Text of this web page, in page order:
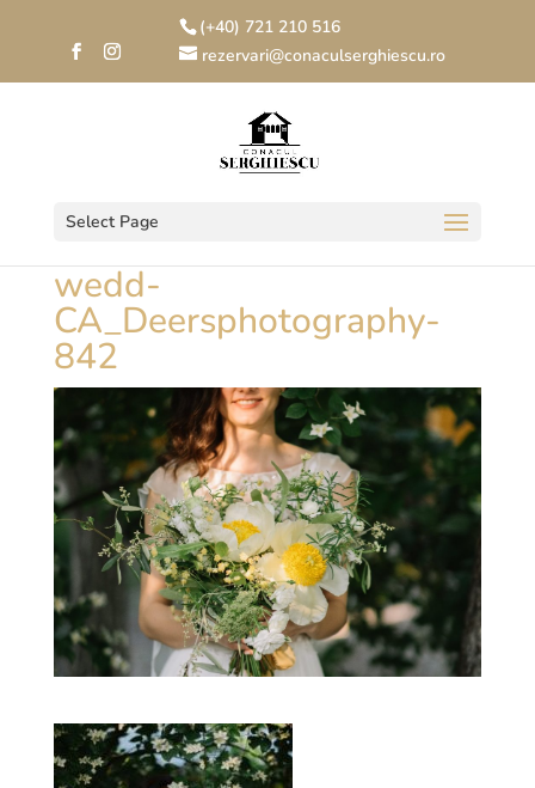
(+40) 721 210 516
rezervari@conaculserghiescu.ro
Select Page
wedd-
CA_Deersphotography-
842